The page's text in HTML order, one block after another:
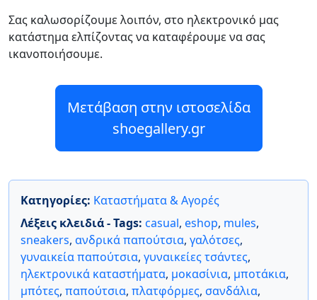
Σας καλωσορίζουμε λοιπόν, στο ηλεκτρονικό μας
κατάστημα ελπίζοντας να καταφέρουμε να σας
ικανοποιήσουμε.
Μετάβαση στην ιστοσελίδα
shoegallery.gr
Κατηγορίες: Καταστήματα & Αγορές
Λέξεις κλειδιά - Tags: casual, eshop, mules,
sneakers, ανδρικά παπούτσια, γαλότσες,
γυναικεία παπούτσια, γυναικείες τσάντες,
ηλεκτρονικά καταστήματα, μοκασίνια, μποτάκια,
μπότες, παπούτσια, πλατφόρμες, σανδάλια,